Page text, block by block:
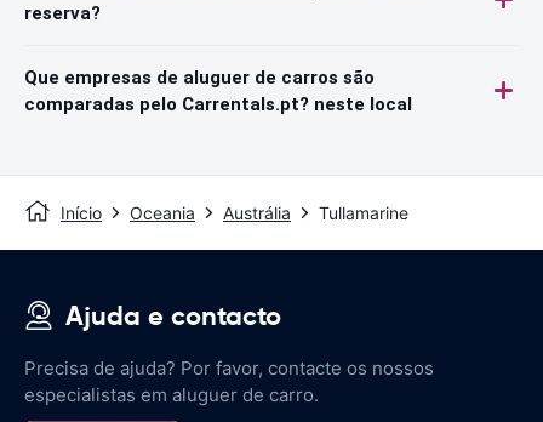
reserva?
Que empresas de aluguer de carros são
comparadas pelo Carrentals.pt? neste local
Início Oceania Austrália Tullamarine
Ajuda e contacto
Precisa de ajuda? Por favor, contacte os nossos
especialistas em aluguer de carro.